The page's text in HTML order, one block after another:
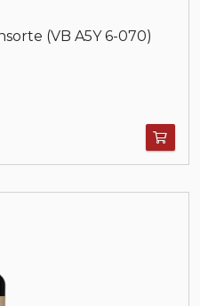
(VB A5Y 6-070)